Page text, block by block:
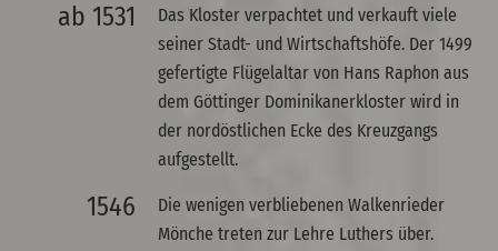
ab 1531
Das Kloster verpachtet und verkauft viele
seiner Stadt- und Wirtschaftshöfe. Der 1499
gefertigte Flügelaltar von Hans Raphon aus
dem Göttinger Dominikanerkloster wird in
der nordöstlichen Ecke des Kreuzgangs
aufgestellt.
1546
Die wenigen verbliebenen Walkenrieder
Mönche treten zur Lehre Luthers über.